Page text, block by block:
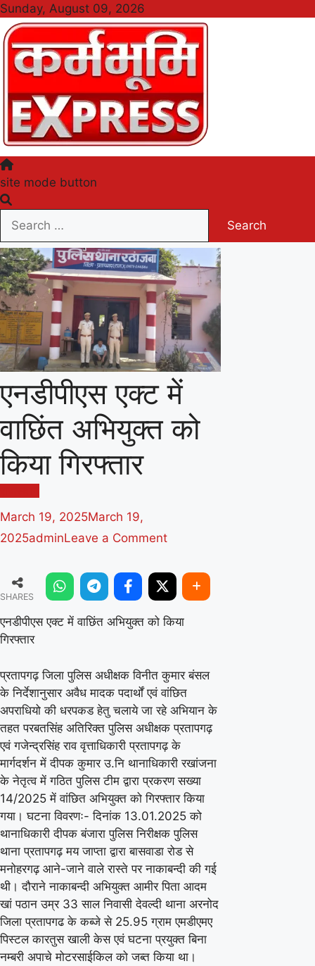
Skip
to
content
Sunday, August 09, 2026
Karmabhumi Express
site mode button
Search
for:
एनडीपीएस एक्ट में
वाछिंत अभियुक्त को
किया गिरफ्तार
March 19, 2025March 19,
2025adminLeave a Commenton
एक्ट
में
वाछिंत
किया
गिरफ्तार
SHARES
एनडीपीएस एक्ट में वाछिंत अभियुक्त को किया
गिरफ्तार
प्रतापगढ़ जिला पुलिस अधीक्षक विनीत कुमार बंसल
के निर्देशानुसार अवैध मादक पदार्थों एवं वांछित
अपराधियो की धरपकड हेतु चलाये जा रहे अभियान के
तहत परबतसिंह अतिरिक्त पुलिस अधीक्षक प्रतापगढ़
एवं गजेन्द्रसिंह राव वृत्ताधिकारी प्रतापगढ़ के
मार्गदर्शन में दीपक कुमार उ.नि थानाधिकारी रखांजना
के नेतृत्व में गठित पुलिस टीम द्वारा प्रकरण सख्या
14/2025 में वांछित अभियुक्त को गिरफ्तार किया
गया। घटना विवरणः- दिनांक 13.01.2025 को
थानाधिकारी दीपक बंजारा पुलिस निरीक्षक पुलिस
थाना प्रतापगढ़ मय जाप्ता द्वारा बासवाडा रोड से
मनोहरगढ़ आने-जाने वाले रास्ते पर नाकाबन्दी की गई
थी। दौराने नाकाबन्दी अभियुक्त आमीर पिता आदम
खां पठान उम्र 33 साल निवासी देवल्दी थाना अरनोद
जिला प्रतापगढ के कब्जे से 25.95 ग्राम एमडीएमए
पिस्टल कारतुस खाली केस एवं घटना प्रयुक्त बिना
नम्बरी अपाचे मोटरसाईकिल को जब्त किया था।